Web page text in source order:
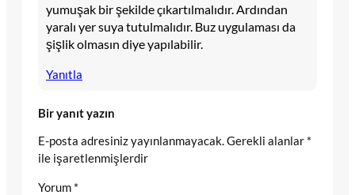
yumuşak bir şekilde çıkartılmalıdır. Ardından
yaralı yer suya tutulmalıdır. Buz uygulaması da
şişlik olmasın diye yapılabilir.
Yanıtla
Bir yanıt yazın
E-posta adresiniz yayınlanmayacak.Gerekli alanlar *
ile işaretlenmişlerdir
Yorum *